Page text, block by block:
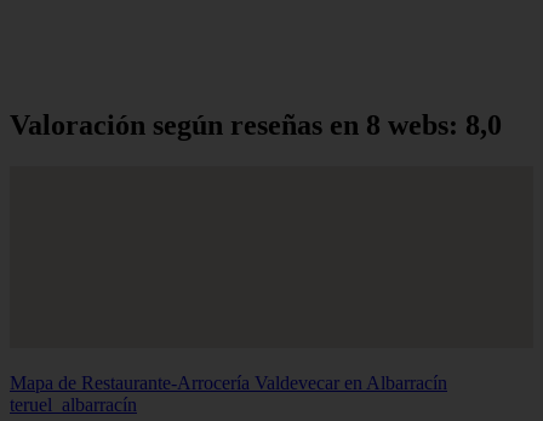
Valoración según reseñas en 8 webs: 8,0
Mapa de Restaurante-Arrocería Valdevecar en Albarracín
teruel_albarracín